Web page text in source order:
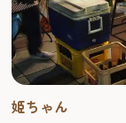
姫ちゃん